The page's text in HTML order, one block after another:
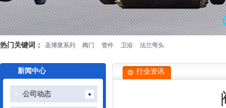
热门关键词： 圣博莱系列 阀门 管件 卫浴 法兰弯头
新闻中心
公司动态
行业资讯